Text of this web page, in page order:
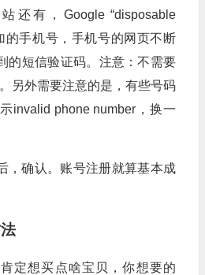
还有，Google “disposable
的手机号，手机号的网页不断
的短信验证码。注意：不需要
另外需要注意的是，有些号码
invalid phone number，换一
，确认。账号注册就算基本成
定想买点啥宝贝，你想要的